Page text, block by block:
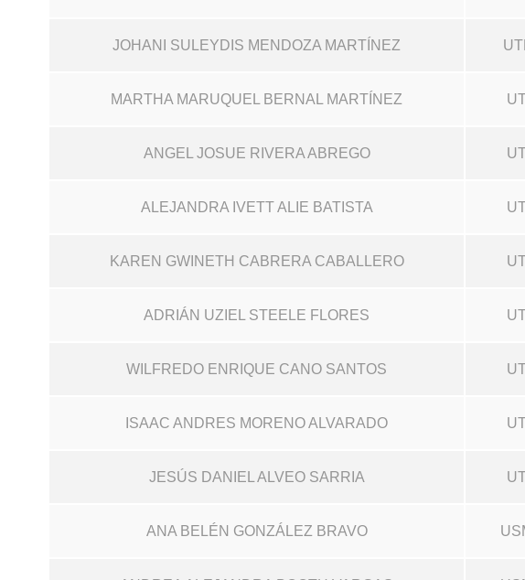
JOHANI SULEYDIS MENDOZA MARTÍNEZ
MARTHA MARUQUEL BERNAL MARTÍNEZ
ANGEL JOSUE RIVERA ABREGO
ALEJANDRA IVETT ALIE BATISTA
KAREN GWINETH CABRERA CABALLERO
ADRIÁN UZIEL STEELE FLORES
WILFREDO ENRIQUE CANO SANTOS
ISAAC ANDRES MORENO ALVARADO
JESÚS DANIEL ALVEO SARRIA
ANA BELÉN GONZÁLEZ BRAVO